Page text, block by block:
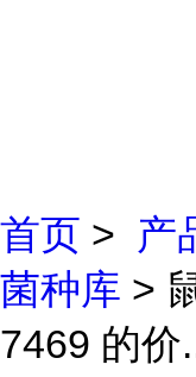
首页 > 产
菌种库 >
7469 的价